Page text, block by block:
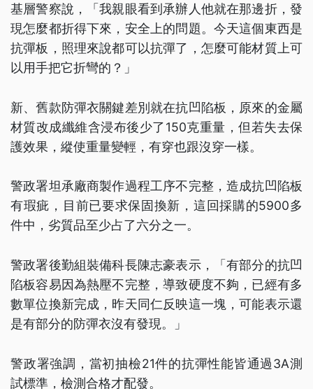
基層警察說，「我親眼看到承辦人他就在那邊折，發
現怎麼都折得下來，安全上的問題。今天這個東西是
抗彈板，照理來說都可以抗彈了，怎麼可能材質上可
以用手把它折彎的？」
新、舊款防彈衣關鍵差別就在抗凹陷板，原來的金屬
材質改成纖維含浸布後少了150克重量，但若失去保
護效果，縱使重量變輕，有穿也跟沒穿一樣。
警政署坦承廠商製作過程工序不完整，造成抗凹陷板
有瑕疵，目前已要求保固換新，這回採購的5900多
件中，劣質品至少占了六分之一。
警政署後勤組裝備科長陳志豪表示，「有部分的抗凹
陷板容易因為熱壓不完整，導致硬度不夠，已經有多
數單位換新完成，昨天同仁反映這一塊，可能表示還
是有部分的防彈衣沒有發現。」
警政署強調，當初抽檢21件的抗彈性能皆通過3A測
試標準，檢測合格才配發。